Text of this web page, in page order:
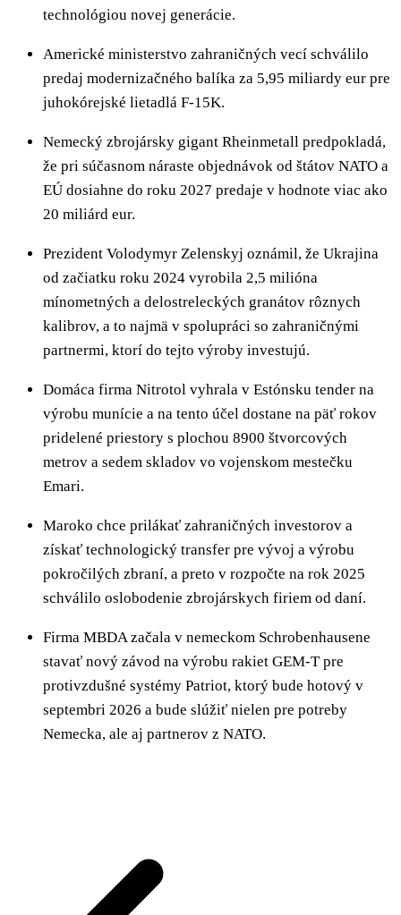
technológiou novej generácie.
Americké ministerstvo zahraničných vecí schválilo
predaj modernizačného balíka za 5,95 miliardy eur pre
juhokórejské lietadlá F-15K.
Nemecký zbrojársky gigant Rheinmetall predpokladá,
že pri súčasnom náraste objednávok od štátov NATO a
EÚ dosiahne do roku 2027 predaje v hodnote viac ako
20 miliárd eur.
Prezident Volodymyr Zelenskyj oznámil, že Ukrajina
od začiatku roku 2024 vyrobila 2,5 milióna
mínometných a delostreleckých granátov rôznych
kalibrov, a to najmä v spolupráci so zahraničnými
partnermi, ktorí do tejto výroby investujú.
Domáca firma Nitrotol vyhrala v Estónsku tender na
výrobu munície a na tento účel dostane na päť rokov
pridelené priestory s plochou 8900 štvorcových
metrov a sedem skladov vo vojenskom mestečku
Emari.
Maroko chce prilákať zahraničných investorov a
získať technologický transfer pre vývoj a výrobu
pokročilých zbraní, a preto v rozpočte na rok 2025
schválilo oslobodenie zbrojárskych firiem od daní.
Firma MBDA začala v nemeckom Schrobenhausene
stavať nový závod na výrobu rakiet GEM-T pre
protivzdušné systémy Patriot, ktorý bude hotový v
septembri 2026 a bude slúžiť nielen pre potreby
Nemecka, ale aj partnerov z NATO.